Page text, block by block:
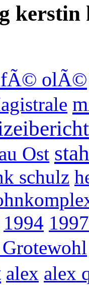
kerstin
olÃ©
Ost
schulz
1994 1997
alex alex